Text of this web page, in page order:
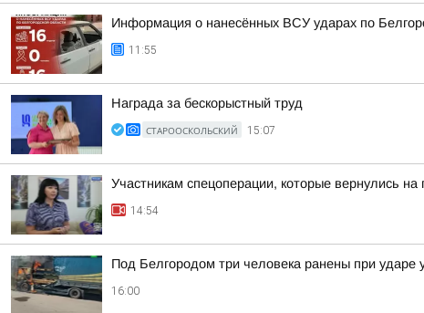
Информация о нанесённых ВСУ ударах по
11:55
Награда за бескорыстный труд
СТАРООСКОЛЬСКИЙ 15:07
Участникам спецоперации, которые вернулись
14:54
Под Белгородом три человека ранены при ударе
16:00